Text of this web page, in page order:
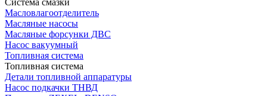
Система смазки
Масловлагоотделитель
Масляные насосы
Масляные форсунки ДВС
Насос вакуумный
Топливная система
Топливная система
Детали топливной аппаратуры
Насос подкачки ТНВД